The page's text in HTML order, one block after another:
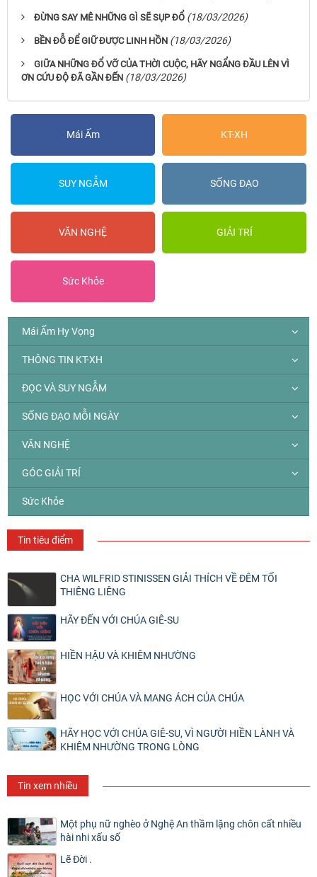
ĐỪNG SAY MÊ NHỮNG GÌ SẼ SỤP ĐỔ (18/03/2026)
BỀN ĐỖ ĐỂ GIỮ ĐƯỢC LINH HỒN (18/03/2026)
GIỮA NHỮNG ĐỔ VỠ CỦA THỜI CUỘC, HÃY NGẨNG ĐẦU LÊN VÌ
ƠN CỨU ĐỘ ĐÃ GẦN ĐẾN (18/03/2026)
Mái Ấm KT-XH
SUY NGẪM SỐNG ĐẠO
VĂN NGHỆ GIẢI TRÍ
Sức Khỏe
Mái Ấm Hy Vọng
THÔNG TIN KT-XH
ĐỌC VÀ SUY NGẪM
SỐNG ĐẠO MỖI NGÀY
VĂN NGHỆ
GÓC GIẢI TRÍ
Sức Khỏe
Tin tiêu điểm
CHA WILFRID STINISSEN GIẢI THÍCH VỀ ĐÊM TỐI
THIÊNG LIÊNG
HÃY ĐẾN VỚI CHÚA GIÊ-SU
HIỀN HẬU VÀ KHIÊM NHƯỜNG
HỌC VỚI CHÚA VÀ MANG ÁCH CỦA CHÚA
HÃY HỌC VỚI CHÚA GIÊ-SU, VÌ NGƯỜI HIỀN LÀNH VÀ
KHIÊM NHƯỜNG TRONG LÒNG
Tin xem nhiều
Một phụ nữ nghèo ở Nghệ An thầm lặng chôn cất nhiều
hài nhi xấu số
Lẽ Đời .